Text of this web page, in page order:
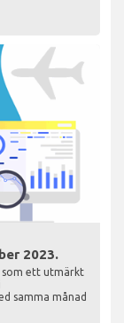
2023.
som ett utmärkt
samma månad